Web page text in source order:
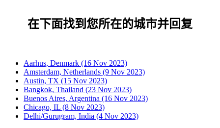
在下面找到您所在的城市并回复
Aarhus, Denmark (16 Nov 2023)
Amsterdam, Netherlands (9 Nov 2023)
Austin, TX (15 Nov 2023)
Bangkok, Thailand (23 Nov 2023)
Buenos Aires, Argentina (16 Nov 2023)
Chicago, IL (8 Nov 2023)
Delhi/Gurugram, India (4 Nov 2023)